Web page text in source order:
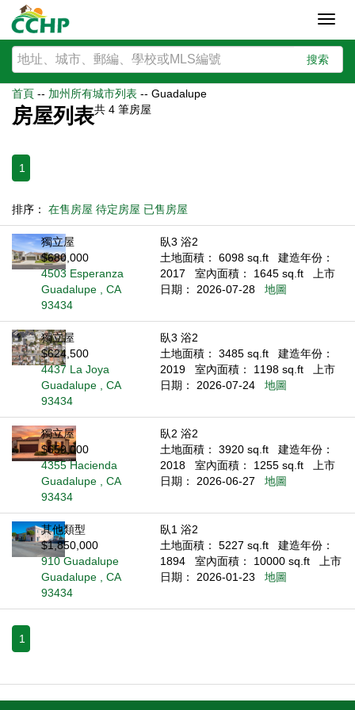
搜索
首頁 -- 加州所有城市列表 -- Guadalupe
房屋列表共 4 筆房屋
1
排序： 在售房屋 待定房屋 已售房屋
獨立屋
$680,000
4503 Esperanza
Guadalupe , CA
93434
臥3 浴2
土地面積： 6098 sq.ft
建造年份：
2017
室內面積： 1645 sq.ft
上市
日期： 2026-07-28
地圖
獨立屋
$624,500
4437 La Joya
Guadalupe , CA
93434
臥3 浴2
土地面積： 3485 sq.ft
建造年份：
2019
室內面積： 1198 sq.ft
上市
日期： 2026-07-24
地圖
獨立屋
$659,000
4355 Hacienda
Guadalupe , CA
93434
臥2 浴2
土地面積： 3920 sq.ft
建造年份：
2018
室內面積： 1255 sq.ft
上市
日期： 2026-06-27
地圖
其他類型
$1,850,000
910 Guadalupe
Guadalupe , CA
93434
臥1 浴2
土地面積： 5227 sq.ft
建造年份：
1894
室內面積： 10000 sq.ft
上市
日期： 2026-01-23
地圖
1